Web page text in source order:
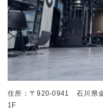
住所：〒920-0941 石川県
1F